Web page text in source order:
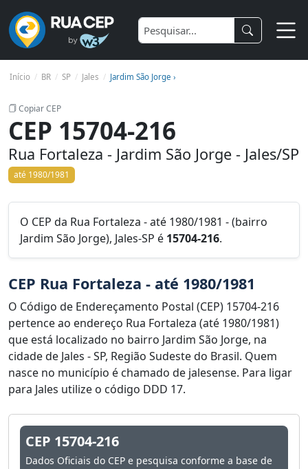
Início BR SP Jales Jardim São Jorge ›
Copiar CEP
CEP 15704-216
Rua Fortaleza - Jardim São Jorge - Jales/SP
até 1980/1981
O CEP da Rua Fortaleza - até 1980/1981 - (bairro
Jardim São Jorge), Jales-SP é 15704-216.
CEP Rua Fortaleza - até 1980/1981
O Código de Endereçamento Postal (CEP) 15704-216
pertence ao endereço Rua Fortaleza (até 1980/1981)
que está localizado no bairro Jardim São Jorge, na
cidade de Jales - SP, Região Sudeste do Brasil. Quem
nasce no município é chamado de jalesense. Para ligar
para Jales utilize o código DDD 17.
CEP 15704-216
Dados Oficiais do CEP e pesquisa conforme a base de